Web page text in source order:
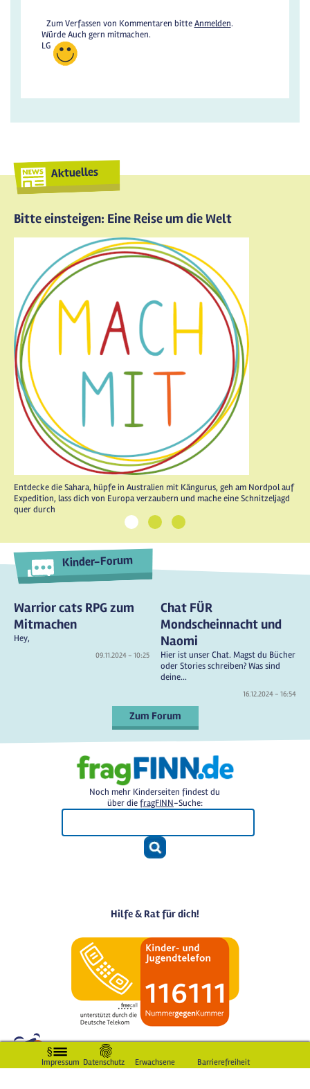
Zum Verfassen von Kommentaren bitteAnmelden.
Würde Auch gern mitmachen.
LG
Aktuelles
Bitte einsteigen: Eine Reise um die Welt
Entdecke die Sahara, hüpfe in Australien mit Kängurus, geh am Nordpol auf
Expedition, lass dich von Europa verzaubern und mache eine Schnitzeljagd
quer durch
1
2 3
Kinder-Forum
Warrior cats RPG zum
Mitmachen
Hey,
09.11.2024 - 10:25
Chat FÜR
Mondscheinnacht und
Naomi
Hier ist unser Chat. Magst du Bücher
oder Stories schreiben? Was sind
deine...
16.12.2024 - 16:54
Zum Forum
Noch mehr Kinderseiten findest du
über diefragFINN-Suche:
Hilfe & Rat für dich!
Impressum Datenschutz Erwachsene Barrierefreiheit